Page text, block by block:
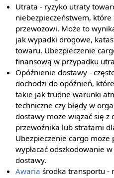
Utrata - ryzyko utraty
niebezpieczeństwem, które
przewozowi. Może to
jak wypadki drogowe,
towaru. Ubezpieczenie
finansową w przypadku
Opóźnienie dostawy -
dochodzi do opóźnień,
takie jak trudne warunki
techniczne czy błędy w
dostawy może wiązać się
przewoźnika lub stratami
Ubezpieczenie cargo
wypłacać odszkodowanie
dostawy.
Awaria środka transportu -